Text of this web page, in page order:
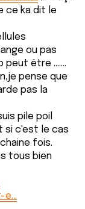
ce ka dit le
ou pas
être .......
pense que
pas la
pile poil
si c'est le cas
fois.
tous bien
e…